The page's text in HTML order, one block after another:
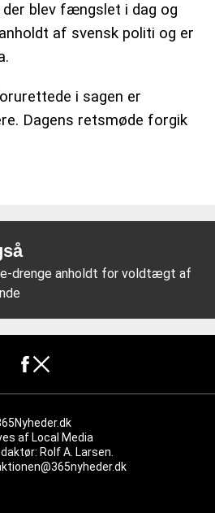
der blev fængslet i dag og
af svensk politi og er
i sagen er
Dagens retsmøde forgik
drenge anholdt for voldtægt af
af Local Media
Rolf A. Larsen.